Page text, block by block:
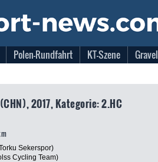
Polen-Rundfahrt KT-Szene Gravel
2017, Kategorie: 2.HC
Sekerspor)
Cycling Team)